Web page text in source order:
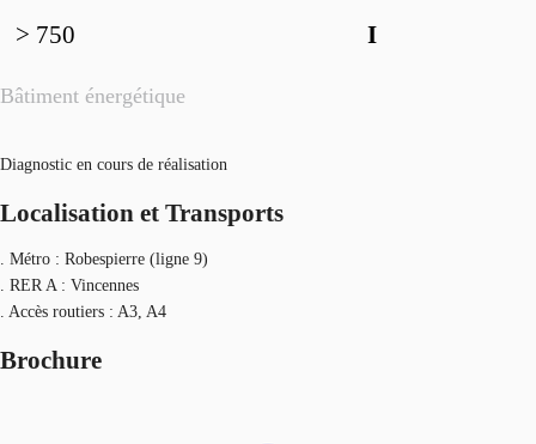
Bâtiment énergétique
I
> 750
Diagnostic en cours de réalisation
Localisation et Transports
. Métro : Robespierre (ligne 9)
. RER A : Vincennes
. Accès routiers : A3, A4
Brochure